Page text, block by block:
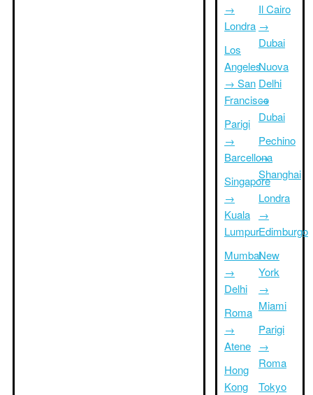
→
Londra
Los
Angeles
→ San
Francisco
Parigi
→
Barcellona
Singapore
→
Kuala
Lumpur
Mumbai
→
Delhi
Roma
→
Atene
Hong
Kong
Il Cairo
→
Dubai
Nuova
Delhi
→
Dubai
Pechino
→
Shanghai
Londra
→
Edimburgo
New
York
→
Miami
Parigi
→
Roma
Tokyo